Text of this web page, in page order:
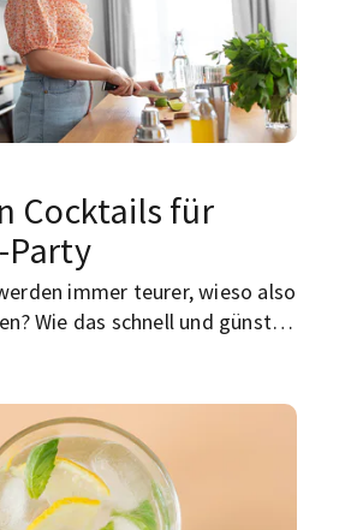
Cocktails für
Party
immer teurer, wieso also
Wie das schnell und günstig